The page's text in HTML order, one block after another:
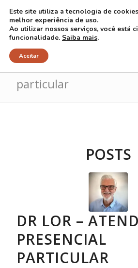
Arquivo para Tag:
particular
POSTS
DR LOR –
PRESENCIAL
PARTICULAR
Este site utiliza a tecnologia de
melhor experiência de uso.
Ao utilizar nossos serviços, você está
funcionalidade. Saiba mais.
Aceitar